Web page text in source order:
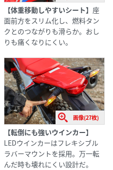
【体重移動しやすいシート】 座
面前方をスリム化し、燃料タン
クとのつながりも滑らか。おし
りも痛くなりにくい。
画像(27枚)
【転倒にも強いウインカー】
LEDウインカーはフレキシブル
ラバーマウントを採用。万一転
んだ時も壊れにくい設計だ。